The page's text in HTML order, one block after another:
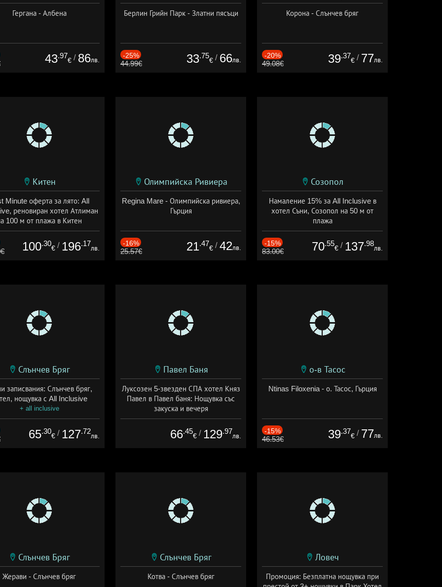
Гергана - Албена
43.97
€ / 86лв.
Берлин Грийн Парк - Златни пясъци
-25%
44.99€ 33.75
€ / 66лв.
Корона - Слънчев бряг
-20%
49.08€ 39.37
€ / 77лв.
Китен
Minute оферта за лято: All
реновиран хотел Атлиман
100 м от плажа в Китен
01.06 - 29.09 + all inclusive
100.30
€ / 196.17
лв.
Олимпийска Ривиера
Regina Mare - Олимпийска ривиера,
Гърция
-16%
25.57€ 21.47
€ / 42лв.
Созопол
Намаление 15% за All Inclusive в
хотел Съни, Созопол на 50 м от
плажа
Дата: 30.07 - 30.09 + all inclusive
-15%
83.00€ 70.55
€ / 137.98
лв.
Слънчев Бряг
записвания: Слънчев бряг,
нощувка с All Inclusive
+ all inclusive
65.30
€ / 127.72
лв.
Павел Баня
Луксозен 5-звезден СПА хотел Княз
Павел в Павел баня: Нощувка със
закуска и вечеря
Дата: 17.07 - 22.12 + полупансион
66.45
€ / 129.97
лв.
о-в Тасос
Ntinas Filoxenia - о. Тасос, Гърция
-15%
46.53€ 39.37
€ / 77лв.
Слънчев Бряг
Жерави - Слънчев бряг
Слънчев Бряг
Котва - Слънчев бряг
Ловеч
Промоция: Безплатна нощувка при